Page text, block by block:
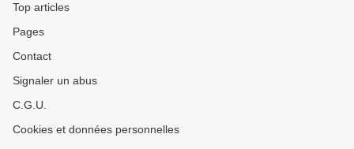
Top articles
Pages
Contact
Signaler un abus
C.G.U.
Cookies et données personnelles